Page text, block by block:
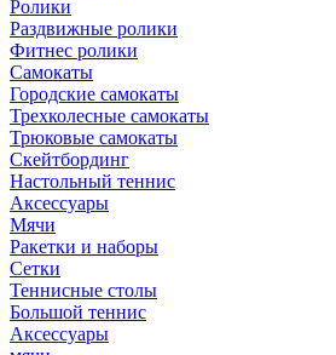
Ролики
Раздвижные ролики
Фитнес ролики
Самокаты
Городские самокаты
Трехколесные самокаты
Трюковые самокаты
Скейтбординг
Настольный теннис
Аксессуары
Мячи
Ракетки и наборы
Сетки
Теннисные столы
Большой теннис
Аксессуары